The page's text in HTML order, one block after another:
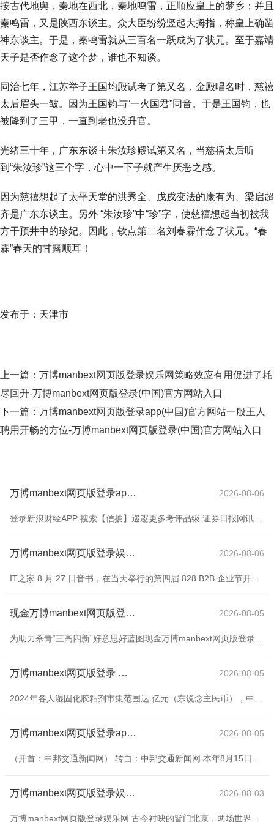
按古代地舆，秦地在西北，秦地鸣雷，正顺应皇上的梦乡；并且
秦鸣雷，又是陕西东谈主。众大臣纷纷竖起大拇指，称皇上确凿
神东谈主。于是，秦鸣雷就从三百名一跃成为了状元。至于嘉靖
天子是否作念了这个梦，谁也不知谈。
同治七年，江苏举子王国均殿试考了第又名，金殿唱名时，慈禧
太后眉头一皱。因为王国钧与“一火国君”同音。于是王国钧，也
被降到了三甲，一直到老也没升官。
光绪三十年，广东东谈主朱汝珍殿试第又名，当慈禧太后听
到“朱汝珍”这三个字，心中一下子就产生厌恶之感。
因为慈禧想起了太平天堂的洪秀全、戊戌变法的康有为、梁启超
齐是广东东谈主。另外 “朱汝珍”中“珍”字，使慈禧想起当初被我
方干预井中的珍妃。因此，钦点第二名刘春霖作念了状元。“春
霖”春天的甘露顺耳！
发布于：天津市
上一篇： 万博manbext网页版登录娱乐网策略效应有用促进了耗
尽回升-万博manbext网页版登录(中国)官方网站入口
下一篇： 万博manbext网页版登录app(中国)官方网站一般王人
聘用开畅的方位-万博manbext网页版登录(中国)官方网站入口
万博manbext网页版登录app官网具体信息请寄望公司的依期报告-万博manbext网页版登录(中国)官方网站入口 2026-08-06
万博manbext网页版登录娱乐网中国 AI 算力需求呈现指数级增长-万博manbext网页版登录(中国)官方网站入口 2026-08-06
现金万博manbext网页版登录app平台围绕该鸿沟至少有3个得胜投资并退出的股权投资案例-万博manbext网页版登录(中国)官方网站入口 2026-08-05
万博manbext网页版登录 其他是湿固化胶粘剂的主要讹诈领域-万博manbext网页版登录(中国)官方网站入口 2026-08-05
万博manbext网页版登录app官网为新时间生态环境管理提供可复制、可扩充的绿色范式-万博manbext网页版登录(中国)官方网站入口 2026-08-05
万博manbext网页版登录娱乐网&ldquo;摘掉&rdquo;电缆线、安全绳-万博manbext网页版登录(中国)官方网站入口 2026-08-03